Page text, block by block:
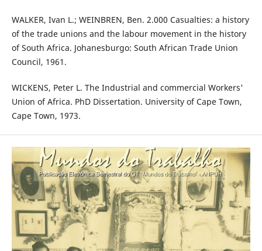
WALKER, Ivan L.; WEINBREN, Ben. 2.000 Casualties: a history
of the trade unions and the labour movement in the history
of South Africa. Johanesburgo: South African Trade Union
Council, 1961.
WICKENS, Peter L. The Industrial and commercial Workers'
Union of Africa. PhD Dissertation. University of Cape Town,
Cape Town, 1973.